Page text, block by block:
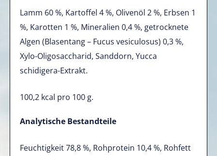
Lamm 60 %, Kartoffel 4 %, Olivenöl 2 %, Erbsen 1
%, Karotten 1 %, Mineralien 0,4 %, getrocknete
Algen (Blasentang – Fucus vesiculosus) 0,3 %,
Xylo-Oligosaccharid, Sanddorn, Yucca
schidigera-Extrakt.
100,2 kcal pro 100 g.
Analytische Bestandteile
Feuchtigkeit 78,8 %, Rohprotein 10,4 %, Rohfett